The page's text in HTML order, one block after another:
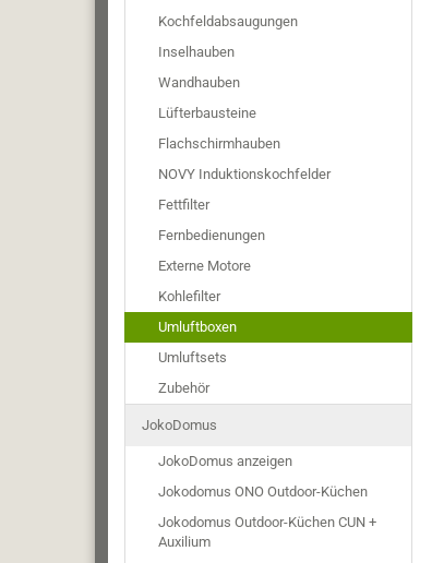
Kochfeldabsaugungen
Inselhauben
Wandhauben
Lüfterbausteine
Flachschirmhauben
NOVY Induktionskochfelder
Fettfilter
Fernbedienungen
Externe Motore
Kohlefilter
Umluftboxen
Umluftsets
Zubehör
JokoDomus
JokoDomus anzeigen
Jokodomus ONO Outdoor-Küchen
Jokodomus Outdoor-Küchen CUN +
Auxilium